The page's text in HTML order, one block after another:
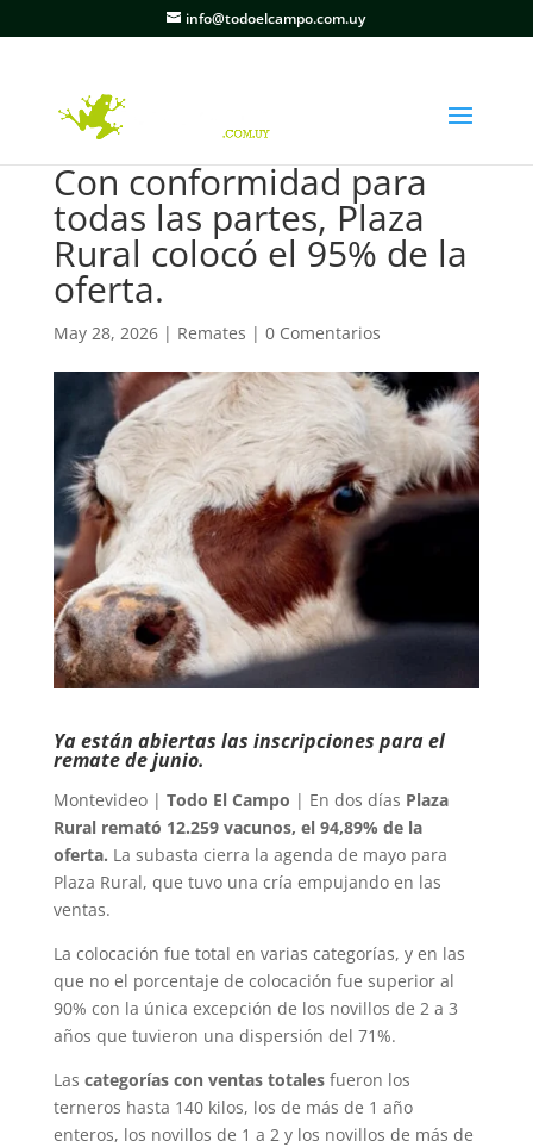
info@todoelcampo.com.uy
Con conformidad para
todas las partes, Plaza
Rural colocó el 95% de la
oferta.
May 28, 2026| Remates | 0 Comentarios
Ya están abiertas las inscripciones para el
remate de junio.
Montevideo | Todo El Campo | En dos días Plaza
Rural remató 12.259 vacunos, el 94,89% de la
oferta. La subasta cierra la agenda de mayo para
Plaza Rural, que tuvo una cría empujando en las
ventas.
La colocación fue total en varias categorías, y en las
que no el porcentaje de colocación fue superior al
90% con la única excepción de los novillos de 2 a 3
años que tuvieron una dispersión del 71%.
Las categorías con ventas totalesfueron los
terneros hasta 140 kilos, los de más de 1 año
enteros, los novillos de 1 a 2 y los novillos de más de